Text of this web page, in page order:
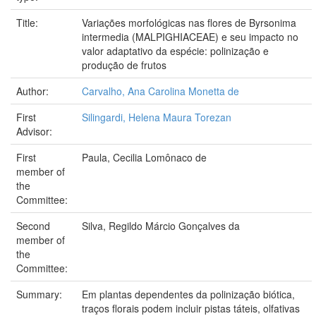
Title:
Variações morfológicas nas flores de Byrsonima
intermedia (MALPIGHIACEAE) e seu impacto no
valor adaptativo da espécie: polinização e
produção de frutos
Author:
Carvalho, Ana Carolina Monetta de
First
Advisor:
Silingardi, Helena Maura Torezan
First
member of
the
Committee:
Paula, Cecilia Lomônaco de
Second
member of
the
Committee:
Silva, Regildo Márcio Gonçalves da
Summary:
Em plantas dependentes da polinização biótica,
traços florais podem incluir pistas táteis, olfativas